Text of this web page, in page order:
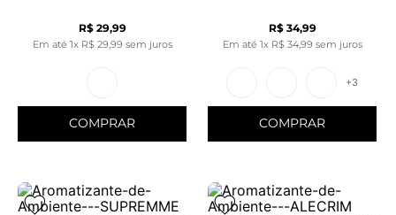
R$ 29,99
Em até 1x R$ 29 99 sem juros
COMPRAR
R$ 34,99
Em até 1x R$ 34,99 sem juros
+3
COMPRAR